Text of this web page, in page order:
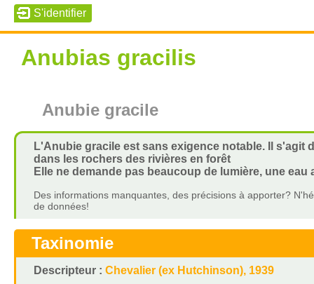
Anubias gracilis
Anubie gracile
L'Anubie gracile est sans exigence notable. Il
dans les rochers des rivières en forêt
Elle ne demande pas beaucoup de lumière, une eau
Des informations manquantes, des précisions à apporter?
de données!
Taxinomie
Descripteur : Chevalier (ex Hutchinson), 1939